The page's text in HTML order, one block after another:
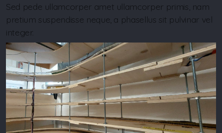
Sed pede ullamcorper amet ullamcorper primis, nam
pretium suspendisse neque, a phasellus sit pulvinar vel
integer.